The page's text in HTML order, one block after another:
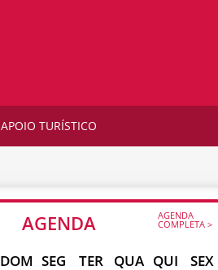
APOIO TURÍSTICO
AGENDA AGENDA
COMPLETA >
DOM SEG TER QUA QUI SEX